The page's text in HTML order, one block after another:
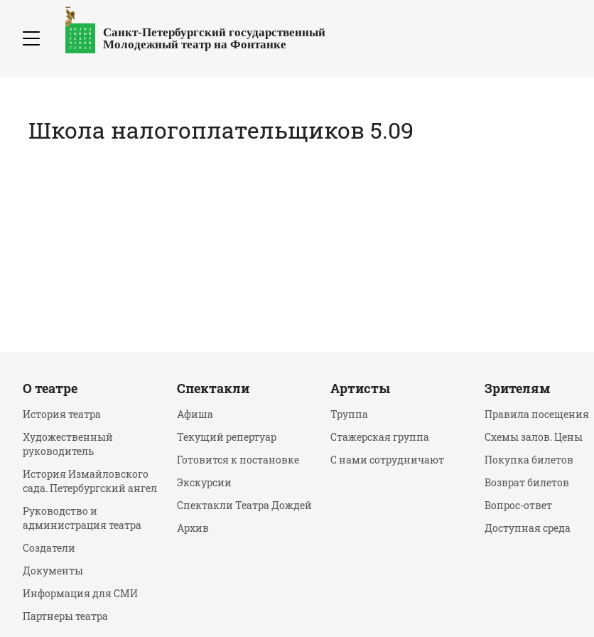
Санкт-Петербургский государственный
Молодежный театр на Фонтанке
Школа налогоплательщиков 5.09
О театре
История театра
Художественный
руководитель
История Измайловского
сада. Петербургский ангел
Руководство и
администрация театра
Создатели
Документы
Информация для СМИ
Партнеры театра
Спектакли
Афиша
Текущий репертуар
Готовится к постановке
Экскурсии
Спектакли Театра Дождей
Архив
Артисты
Труппа
Стажерская группа
С нами сотрудничают
Зрителям
Правила посещения
Схемы залов. Цены
Покупка билетов
Возврат билетов
Вопрос-ответ
Доступная среда